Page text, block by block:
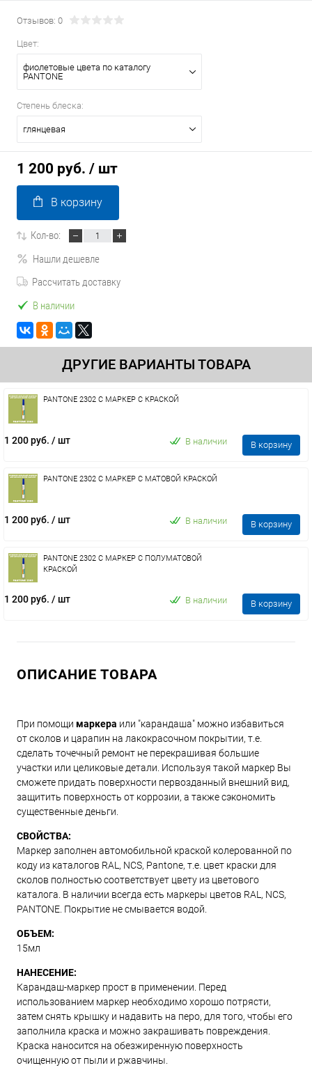
Отзывов: 0
Цвет:
фиолетовые цвета по каталогу
PANTONE
Степень блеска:
глянцевая
1 200 руб. / шт
В корзину
Кол-во:
Нашли дешевле
Рассчитать доставку
В наличии
ДРУГИЕ ВАРИАНТЫ ТОВАРА
PANTONE 2302 C МАРКЕР С КРАСКОЙ
1 200 руб. / шт В наличии В корзину
PANTONE 2302 C МАРКЕР С МАТОВОЙ КРАСКОЙ
1 200 руб. / шт В наличии В корзину
PANTONE 2302 C МАРКЕР С ПОЛУМАТОВОЙ
КРАСКОЙ
1 200 руб. / шт В наличии В корзину
ОПИСАНИЕ ТОВАРА
При помощи маркера или "карандаша" можно избавиться
от сколов и царапин на лакокрасочном покрытии, т.е.
сделать точечный ремонт не перекрашивая большие
участки или целиковые детали. Используя такой маркер Вы
сможете придать поверхности первозданный внешний вид,
защитить поверхность от коррозии, а также сэкономить
существенные деньги.
СВОЙСТВА:
Маркер заполнен автомобильной краской колерованной по
коду из каталогов RAL, NCS, Pantone, т.е. цвет краски для
сколов полностью соответствует цвету из цветового
каталога. В наличии всегда есть маркеры цветов RAL, NCS,
PANTONE. Покрытие не смывается водой.
ОБЪЕМ:
15мл
НАНЕСЕНИЕ:
Карандаш-маркер прост в применении. Перед
использованием маркер необходимо хорошо потрясти,
затем снять крышку и надавить на перо, для того, чтобы его
заполнила краска и можно закрашивать повреждения.
Краска наносится на обезжиренную поверхность
очищенную от пыли и ржавчины.